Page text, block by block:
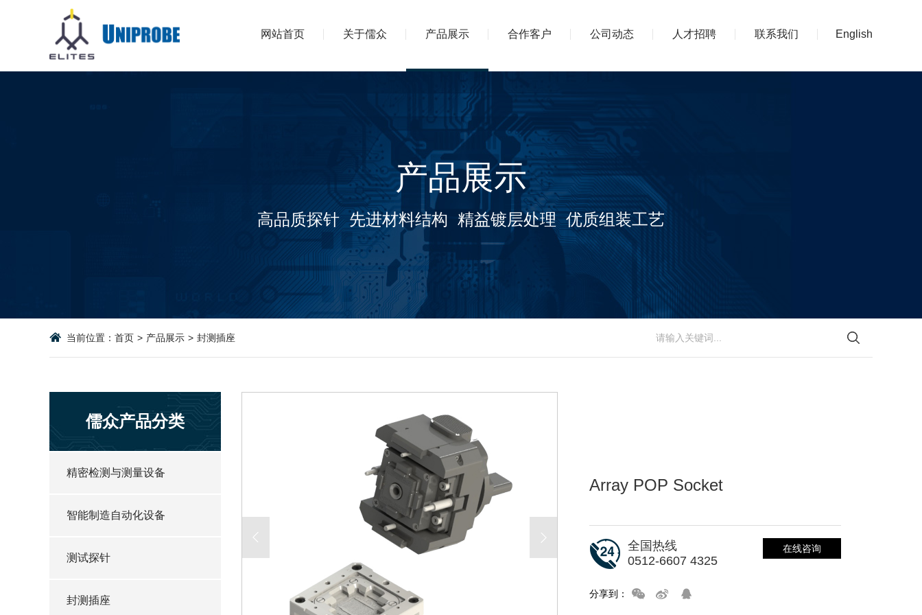
网站首页 关于儒众 产品展示 合作客户 公司动态 人才招聘 联系我们 English
产品展示
高品质探针 先进材料结构 精益镀层处理 优质组装工艺
当前位置： 首页 > 产品展示 > 封测插座
儒众产品分类
精密检测与测量设备
智能制造自动化设备
测试探针
封测插座
Array POP Socket
全国热线
0512-6607 4325
在线咨询
分享到：